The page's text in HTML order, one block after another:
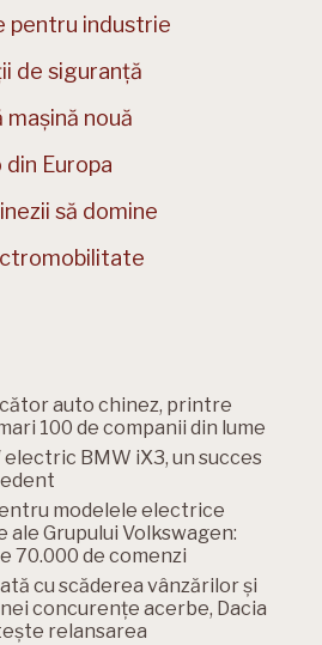
pentru industrie
de siguranță
mașină nouă
Europa
să domine
auto chinez, printre
100 de companii din lume
electric BMW iX3, un succes
modelele electrice
ale Grupului Volkswagen:
70.000 de comenzi
cu scăderea vânzărilor și
concurențe acerbe, Dacia
relansarea